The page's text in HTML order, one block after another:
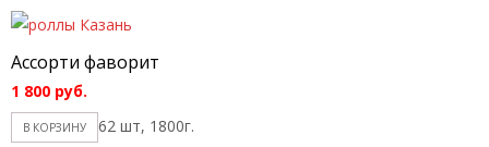
Ассорти фаворит
1 800 руб.
В КОРЗИНУ 62 шт, 1800г.